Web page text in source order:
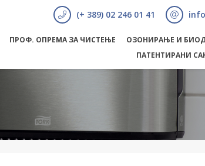
(+ 389) 02 246 01 41
ПРОФ. ОПРЕМА ЗА ЧИСТЕЊЕ
ОЗОНИРАЊЕ И
ПАТЕНТИРАНИ